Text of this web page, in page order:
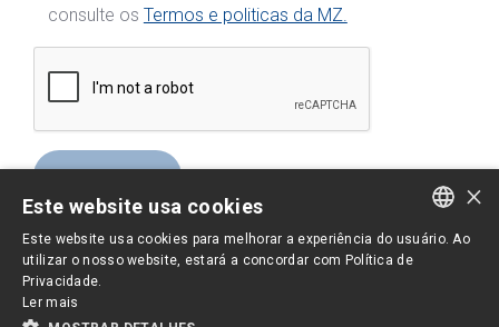
consulte os Termos e politicas da MZ.
PORTUGUESE
×
Este website usa cookies
Este website usa cookies para melhorar a experiência do usuário. Ao
utilizar o nosso website, estará a concordar com Política de
Privacidade.
Ler mais